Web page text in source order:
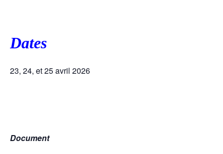
Dates
23, 24, et 25 avril 2026
Document